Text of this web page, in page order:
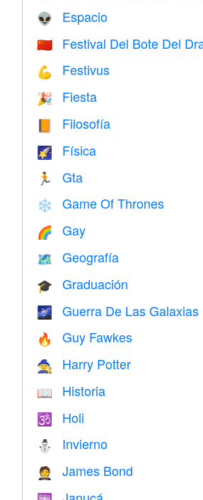
👽 Espacio
🇨🇳 Festival Del Bote Del
💪 Festivus
🎉 Fiesta
📙 Filosofía
🌠 Física
🏃 Gta
❄️ Game Of Thrones
🌈 Gay
🗺 Geografía
🎓 Graduación
🌌 Guerra De Las Galaxias
🔥 Guy Fawkes
🧙 Harry Potter
📖 Historia
🕉 Holi
⛄ Invierno
🤵 James Bond